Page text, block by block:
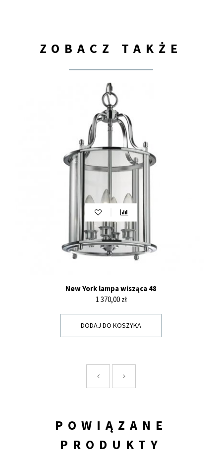
ZOBACZ TAKŻE
New York lampa wisząca 48
Cena
1 370,00 zł
DODAJ DO KOSZYKA
POWIĄZANE
PRODUKTY